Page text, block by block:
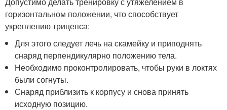
горизонтальном положении, что способствует
укреплению трицепса:
Для этого следует лечь на скамейку и приподнять
снаряд перпендикулярно положению тела.
Необходимо проконтролировать, чтобы руки в локтях
были согнуты.
Снаряд приблизить к корпусу и снова принять
исходную позицию.